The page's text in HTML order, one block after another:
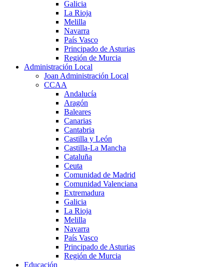
Galicia
La Rioja
Melilla
Navarra
País Vasco
Principado de Asturias
Región de Murcia
Administración Local
Joan Administración Local
CCAA
Andalucía
Aragón
Baleares
Canarias
Cantabria
Castilla y León
Castilla-La Mancha
Cataluña
Ceuta
Comunidad de Madrid
Comunidad Valenciana
Extremadura
Galicia
La Rioja
Melilla
Navarra
País Vasco
Principado de Asturias
Región de Murcia
Educación